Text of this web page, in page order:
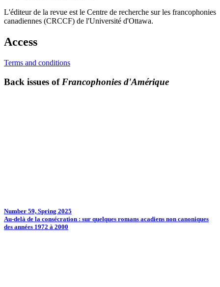
L'éditeur de la revue est le Centre de recherche sur les francophonies
canadiennes (CRCCF) de l'Université d'Ottawa.
Access
Terms and conditions
Back issues of Francophonies d'Amérique
Number 59, Spring 2025
Au-delà de la consécration : sur quelques romans acadiens non canoniques
des années 1972 à 2000